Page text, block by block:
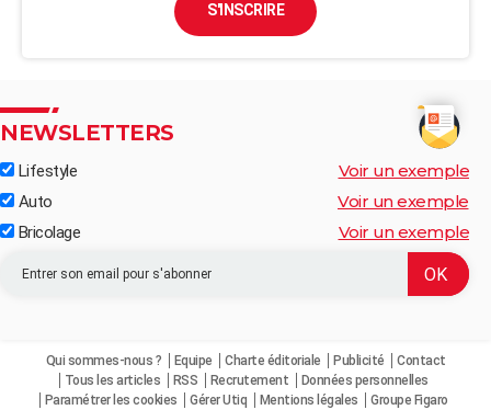
S'INSCRIRE
NEWSLETTERS
Lifestyle Voir un exemple
Auto Voir un exemple
Bricolage Voir un exemple
Qui sommes-nous ? Equipe Charte éditoriale Publicité
Contact
Tous les articles
RSS Recrutement
Données personnelles
Paramétrer les cookies
Gérer Utiq Mentions légales Groupe Figaro